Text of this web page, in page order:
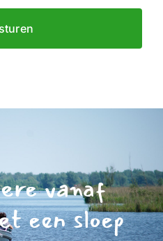
vanaf
een sloep